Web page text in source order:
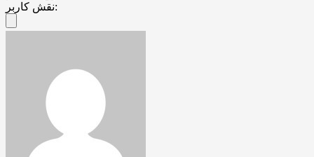
نقش کاربر: